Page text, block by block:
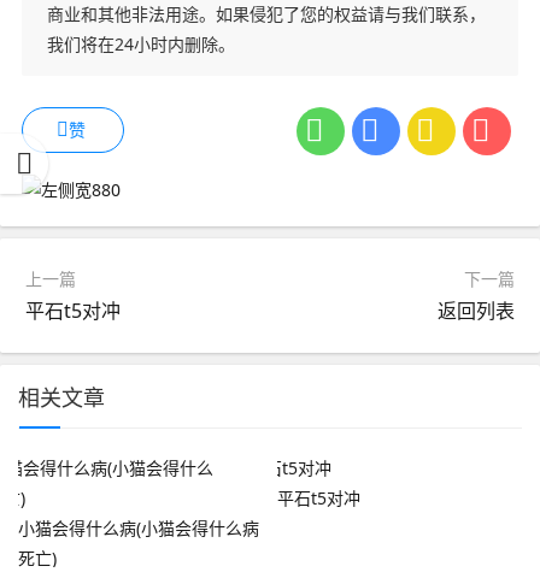
商业和其他非法用途。如果侵犯了您的权益请与我们联系，
我们将在24小时内删除。
赞
上一篇
平石t5对冲
下一篇
返回列表
相关文章
小猫会得什么病(小猫会得什么病
死亡)
平石t5对冲